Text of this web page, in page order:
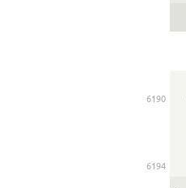
6190
6194